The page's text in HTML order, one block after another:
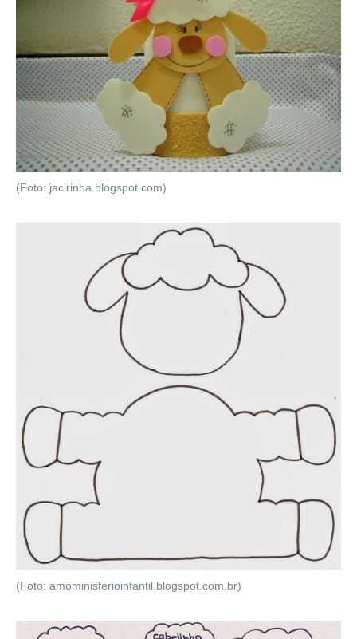
(Foto: jacirinha.blogspot.com)
(Foto: amoministerioinfantil.blogspot.com.br)